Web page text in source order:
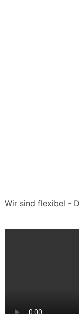
Wir sind flexibel -